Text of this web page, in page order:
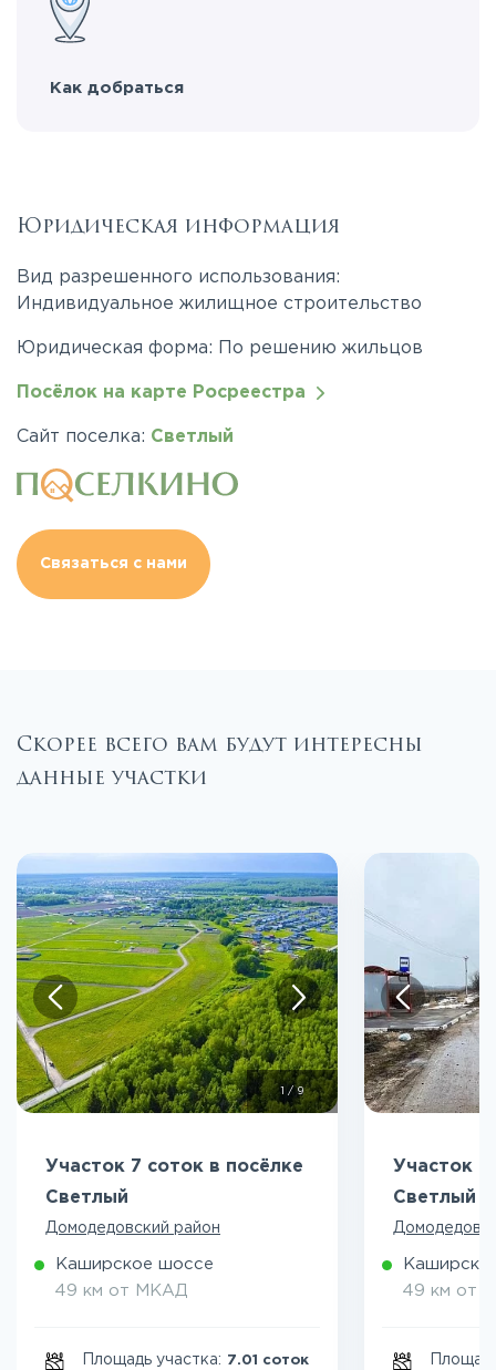
Как добраться
Юридическая информация
Вид разрешенного использования:
Индивидуальное жилищное строительство
Юридическая форма: По решению жильцов
Посёлок на карте Росреестра
Сайт поселка: Светлый
Связаться с нами
Скорее всего вам будут интересны
данные участки
/ 9
Участок 7 соток в посёлке
Светлый
Домодедовский район
Каширское шоссе
49 км от МКАД
Площадь участка: 7.01 соток
Участок 8
Светлый
49 км от